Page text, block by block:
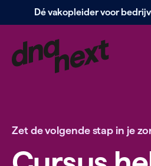
Navigatie
Dé vakopleider voor
Zet de volgende stap in je